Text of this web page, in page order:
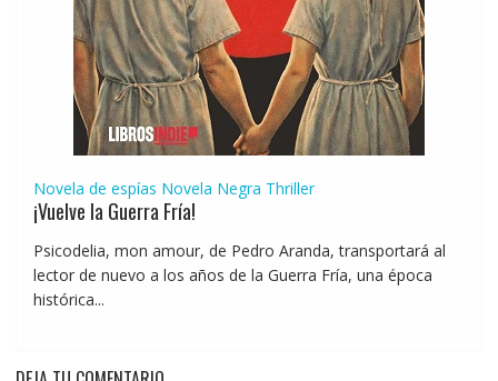
Novela de espías Novela Negra Thriller
¡Vuelve la Guerra Fría!
Psicodelia, mon amour, de Pedro Aranda, transportará al
lector de nuevo a los años de la Guerra Fría, una época
histórica...